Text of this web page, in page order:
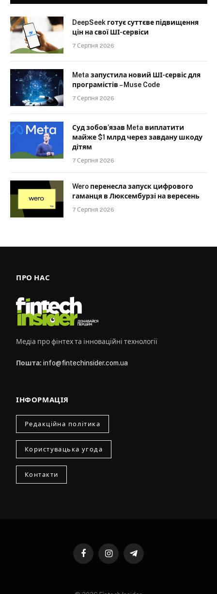
DeepSeek готує суттєве підвищення
цін на свої ШІ-сервіси
7 Серпня 2026
Meta запустила новий ШІ-сервіс для
програмістів – Muse Code
7 Серпня 2026
Суд зобов’язав Meta виплатити
майже $1 млрд через завдану шкоду
дітям
7 Серпня 2026
Wero перенесла запуск цифрового
гаманця в Люксембурзі на вересень
7 Серпня 2026
ПРО НАС
Медіа про фінтех та інноваційні технології
Пошта: info@fintechinsider.com.ua
ІНФОРМАЦІЯ
Редакційна політика
Користувацька угода
Контакти
FacebookInstagramTelegram